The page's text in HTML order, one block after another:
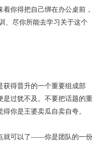
你得把自己绑在办公桌前，
、尽你所能去学习关于这个
获得晋升的一个重要组成部
是过犹不及。不要把话题的重
你是王婆卖瓜自卖自夸。
就可以了——你是团队的一份